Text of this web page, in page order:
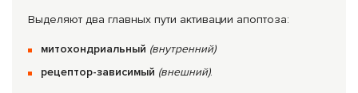
Выделяют два главных пути активации апоптоза:
митохондриальный (внутренний)
рецептор-зависимый (внешний).